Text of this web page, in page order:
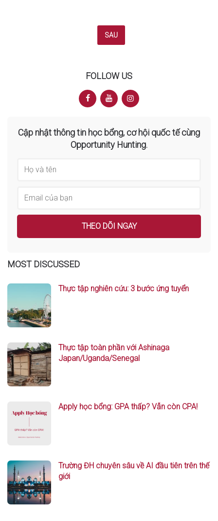
SAU
FOLLOW US
Cập nhật thông tin học bổng, cơ hội quốc tế cùng
Opportunity Hunting.
MOST DISCUSSED
Thực tập nghiên cứu: 3 bước ứng tuyển
Thực tập toàn phần với Ashinaga
Japan/Uganda/Senegal
Apply học bổng: GPA thấp? Vẫn còn CPA!
Trường ĐH chuyên sâu về AI đầu tiên trên thế
giới